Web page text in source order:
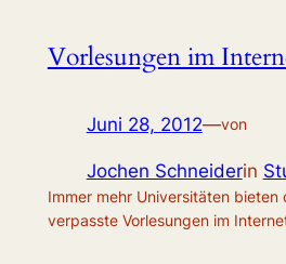
Vorlesungen im
Juni 28, 2012—von
Jochen Schneiderin
Immer mehr Universitäten bieten
verpasste Vorlesungen im